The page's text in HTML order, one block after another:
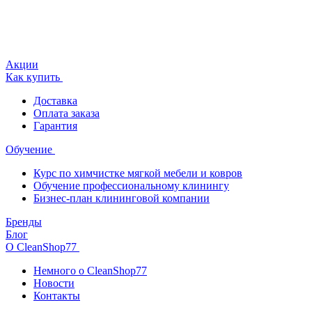
Акции
Как купить
Доставка
Оплата заказа
Гарантия
Обучение
Курс по химчистке мягкой мебели и ковров
Обучение профессиональному клинингу
Бизнес-план клининговой компании
Бренды
Блог
О CleanShop77
Немного о CleanShop77
Новости
Контакты